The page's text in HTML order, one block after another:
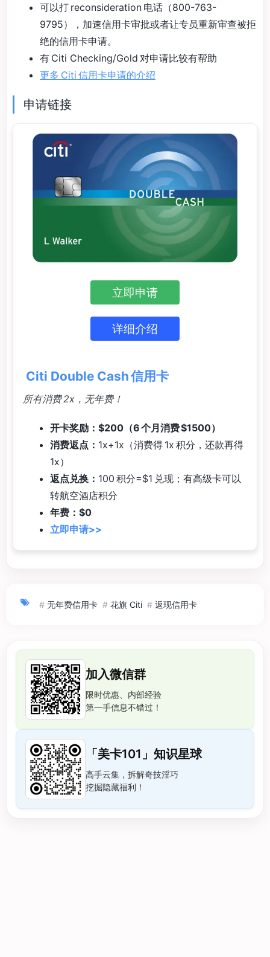
可以打 reconsideration 电话（800-763-
9795），加速信用卡审批或者让专员重新审查被拒
绝的信用卡申请。
有 Citi Checking/Gold 对申请比较有帮助
更多 Citi 信用卡申请的介绍
申请链接
立即申请
详细介绍
Citi Double Cash 信用卡
所有消费 2x，无年费！
开卡奖励：$200（6 个月消费 $1500）
消费返点： 1x+1x（消费得 1x 积分，还款再得
1x）
返点兑换： 100 积分=$1 兑现；有高级卡可以
转航空酒店积分
年费：$0
立即申请>>
# 无年费信用卡 # 花旗 Citi # 返现信用卡
加入微信群
限时优惠、内部经验
第一手信息不错过！
「美卡101」知识星球
高手云集，拆解奇技淫巧
挖掘隐藏福利！